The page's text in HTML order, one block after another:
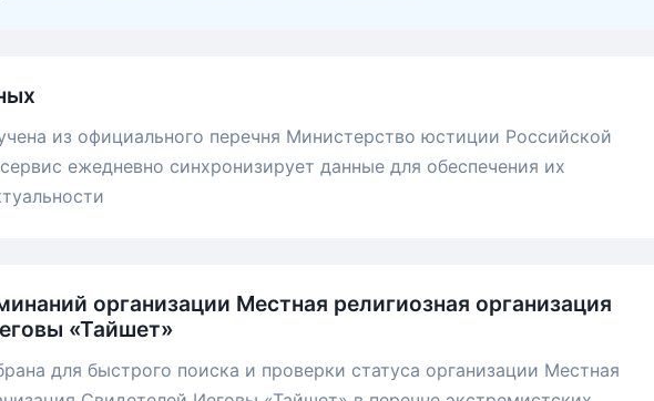
из официального перечня Министерство юстиции Российской
ежедневно синхронизирует данные для обеспечения их
организации Местная религиозная организация
«Тайшет»
для быстрого поиска и проверки статуса организации Местная